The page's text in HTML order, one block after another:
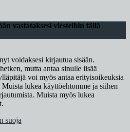
vastataksesi viesteihin tällä
voidaksesi kirjautua sisään.
mutta antaa sinulle lisää
voi myös antaa erityisoikeuksia
lukea käyttöehtomme ja siihen
Muista myös lukea
suoja